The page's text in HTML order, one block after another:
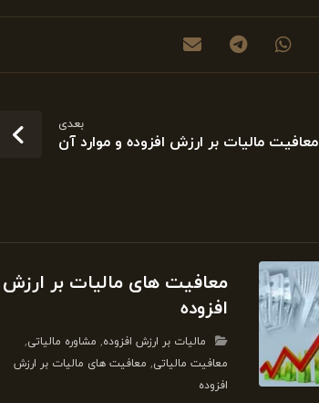
بعدی
معافیت مالیات بر ارزش افزوده و موارد آن
معافیت های مالیات بر ارزش
افزوده
مالیات بر ارزش افزوده, مشاوره مالیاتی,
معافیت مالیاتی, معافیت های مالیات بر ارزش
افزوده